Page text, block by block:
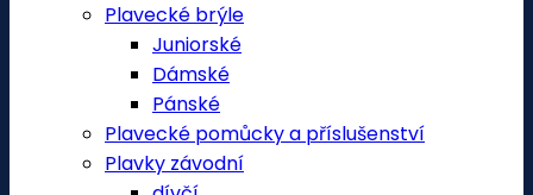
Plavecké brýle
Juniorské
Dámské
Pánské
Plavecké pomůcky a příslušenství
Plavky závodní